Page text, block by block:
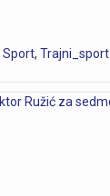
Sport, Trajni_sport